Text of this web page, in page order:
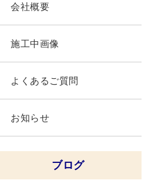
会社概要
施工中画像
よくあるご質問
お知らせ
ブログ